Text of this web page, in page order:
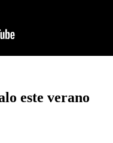
este verano